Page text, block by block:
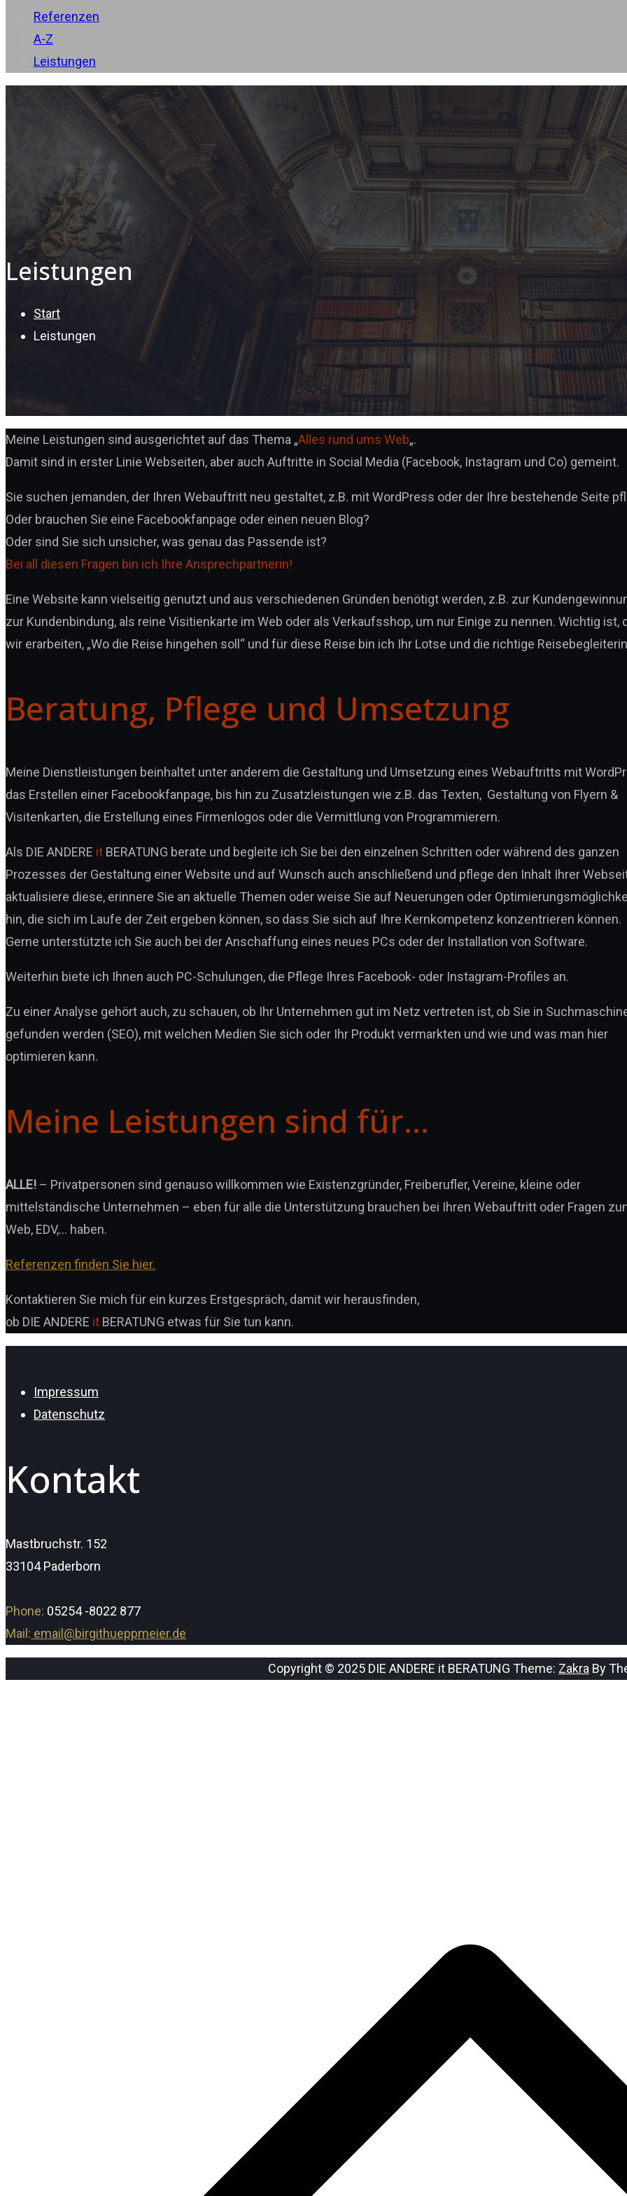
Referenzen
A-Z
Leistungen
Leistungen
Start
Leistungen
Meine Leistungen sind ausgerichtet auf das Thema „Alles rund ums Web„.
Damit sind in erster Linie Webseiten, aber auch Auftritte in Social Media (Facebook, Instagram und Co) gemeint.
Sie suchen jemanden, der Ihren Webauftritt neu gestaltet, z.B. mit WordPress oder der Ihre bestehende Seite
Oder brauchen Sie eine Facebookfanpage oder einen neuen Blog?
Oder sind Sie sich unsicher, was genau das Passende ist?
Bei all diesen Fragen bin ich Ihre Ansprechpartnerin!
Eine Website kann vielseitig genutzt und aus verschiedenen Gründen benötigt werden, z.B. zur
zur Kundenbindung, als reine Visitienkarte im Web oder als Verkaufsshop, um nur Einige zu nennen. Wichtig ist,
wir erarbeiten, „Wo die Reise hingehen soll“ und für diese Reise bin ich Ihr Lotse und die richtige
Beratung, Pflege und Umsetzung
Meine Dienstleistungen beinhaltet unter anderem die Gestaltung und Umsetzung eines Webauftritts mit
das Erstellen einer Facebookfanpage, bis hin zu Zusatzleistungen wie z.B. das Texten, Gestaltung von Flyern &
Visitenkarten, die Erstellung eines Firmenlogos oder die Vermittlung von Programmierern.
Als DIE ANDERE it BERATUNG berate und begleite ich Sie bei den einzelnen Schritten oder während des ganzen
Prozesses der Gestaltung einer Website und auf Wunsch auch anschließend und pflege den Inhalt Ihrer
aktualisiere diese, erinnere Sie an aktuelle Themen oder weise Sie auf Neuerungen oder
hin, die sich im Laufe der Zeit ergeben können, so dass Sie sich auf Ihre Kernkompetenz konzentrieren können.
Gerne unterstützte ich Sie auch bei der Anschaffung eines neues PCs oder der Installation von Software.
Weiterhin biete ich Ihnen auch PC-Schulungen, die Pflege Ihres Facebook- oder Instagram-Profiles an.
Zu einer Analyse gehört auch, zu schauen, ob Ihr Unternehmen gut im Netz vertreten ist, ob Sie in
gefunden werden (SEO), mit welchen Medien Sie sich oder Ihr Produkt vermarkten und wie und was man hier
optimieren kann.
Meine Leistungen sind für…
ALLE! – Privatpersonen sind genauso willkommen wie Existenzgründer, Freiberufler, Vereine, kleine oder
mittelständische Unternehmen – eben für alle die Unterstützung brauchen bei Ihren Webauftritt oder Fragen
Web, EDV,… haben.
Referenzen finden Sie hier.
Kontaktieren Sie mich für ein kurzes Erstgespräch, damit wir herausfinden,
ob DIE ANDERE it BERATUNG etwas für Sie tun kann.
Impressum
Datenschutz
Kontakt
Mastbruchstr. 152
33104 Paderborn
Phone: 05254 -8022 877
Mail: email@birgithueppmeier.de
Copyright © 2025 DIE ANDERE it BERATUNG Theme: Zakra By